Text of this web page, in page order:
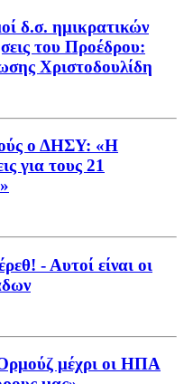
δ.σ. ημικρατικών
του Προέδρου:
Χριστοδουλίδη
ο ΔΗΣΥ: «Η
για τους 21
- Αυτοί είναι οι
μέχρι οι ΗΠΑ